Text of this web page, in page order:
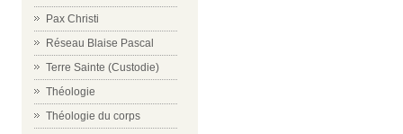
Pax Christi
Réseau Blaise Pascal
Terre Sainte (Custodie)
Théologie
Théologie du corps